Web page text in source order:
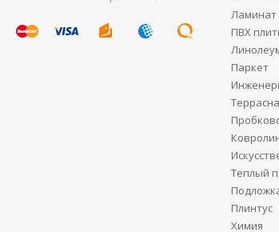
Ламинат
ПВХ
Паркет
Теплый
Плинтус
Химия